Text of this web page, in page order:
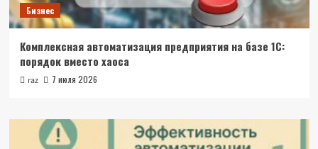
Бизнес
Комплексная автоматизация предприятия на базе 1С:
порядок вместо хаоса
raz 7 июля 2026